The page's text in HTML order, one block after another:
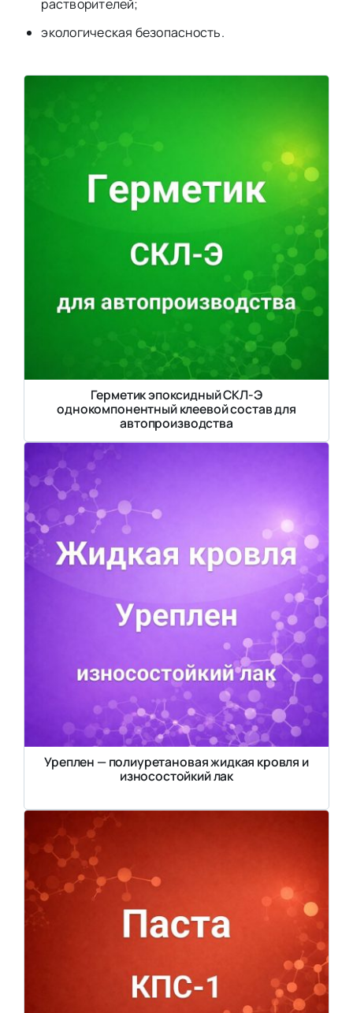
растворителей;
экологическая безопасность.
Герметик эпоксидный СКЛ-Э
однокомпонентный клеевой состав для
автопроизводства
Уреплен — полиуретановая жидкая кровля и
износостойкий лак